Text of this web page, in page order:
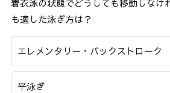
も適した泳ぎ方は？
エレメンタリー・バックストローク
平泳ぎ